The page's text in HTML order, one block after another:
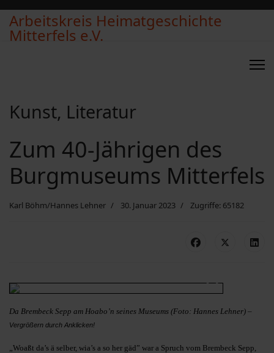
Arbeitskreis Heimatgeschichte
Mitterfels e.V.
Kunst, Literatur
Zum 40-Jährigen des
Burgmuseums Mitterfels
Karl Böhm/Hannes Lehner 30. Januar 2023 Zugriffe: 65182
Da Brembeck Sepp am Hoabo’n seines Museums (Foto: Hannes Lehner) –
Vergrößern durch Anklicken!
„Woaßt da’s ä selber, wia’s a so her gäd” war a Spruch vom Brembeck Sepp,